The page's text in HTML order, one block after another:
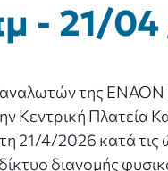
- 21/
της ENAON
Κεντρική Πλατεία
21/4/2026 κατά
διανομής